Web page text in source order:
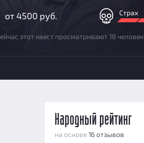
от 4500 руб. Страх
этот квест просматривают 18 человек
Народный рейтинг
на основе16 отзывов